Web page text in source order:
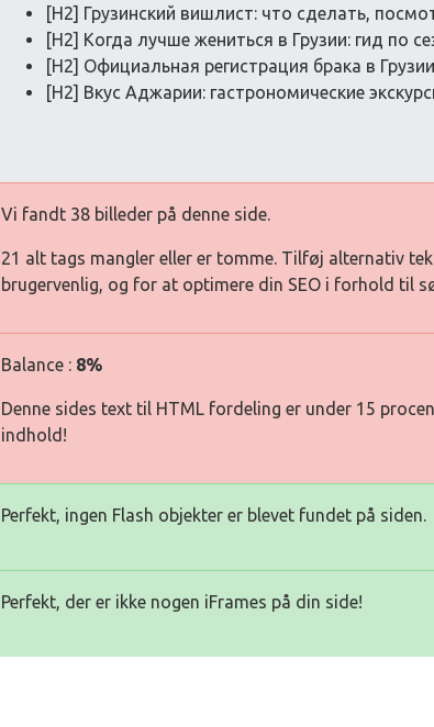
[H2] Грузинский вишлист: что сделать,
[H2] Когда лучше жениться в Грузии: гид по
[H2] Официальная регистрация брака в
[H2] Вкус Аджарии: гастрономические
Vi fandt 38 billeder på denne side.
21 alt tags mangler eller er tomme. Tilføj alternativ
brugervenlig, og for at optimere din SEO i forhold til
Balance : 8%
Denne sides text til HTML fordeling er under 15
indhold!
Perfekt, ingen Flash objekter er blevet fundet på siden.
Perfekt, der er ikke nogen iFrames på din side!